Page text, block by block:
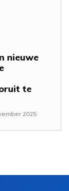
nieuwe
te
2025